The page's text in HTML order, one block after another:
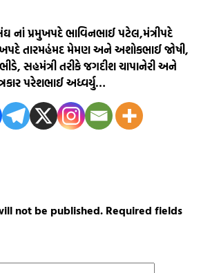
નાં પ્રમુખપદે ભાવિનભાઈ પટેલ,મંત્રીપદે
તારમહંમદ મેમણ અને અશોકભાઈ જોષી,
સહમંત્રી તરીકે જગદીશ ચાપાનેરી અને
પરેશભાઈ અધ્વર્યુ…
not be published. Required fields